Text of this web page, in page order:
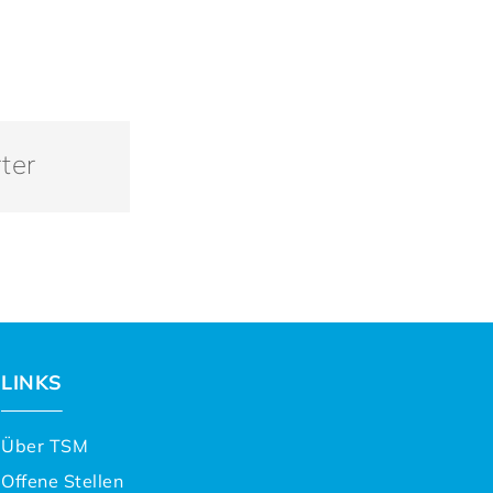
LINKS
Über TSM
Offene Stellen